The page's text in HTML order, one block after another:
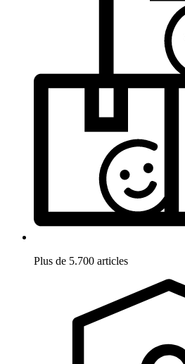
Plus de 5.700 articles